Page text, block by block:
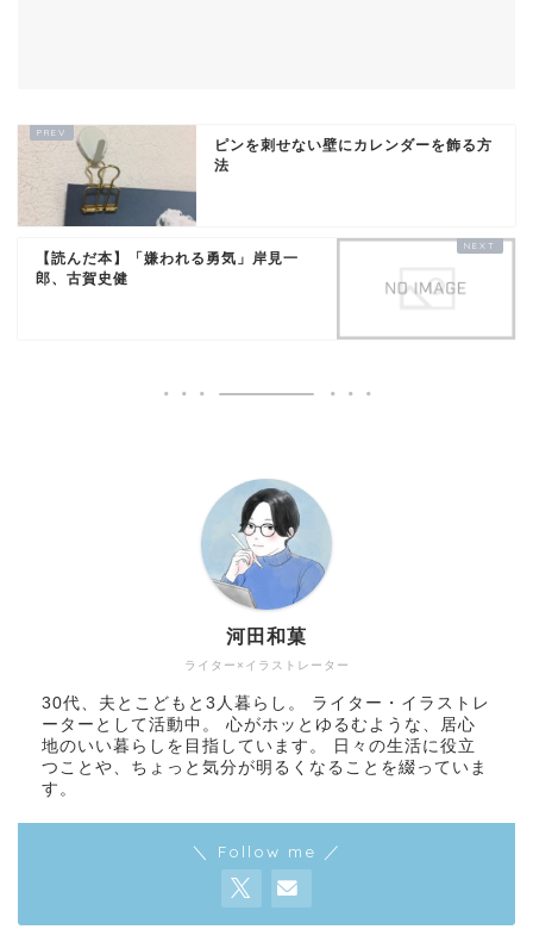
ピンを刺せない壁にカレンダーを飾る方
法
【読んだ本】「嫌われる勇気」岸見一
郎、古賀史健
ライター×イラストレーター
河田和菓
30代、夫とこどもと3人暮らし。 ライター・イラストレ
ーターとして活動中。 心がホッとゆるむような、居心
地のいい暮らしを目指しています。 日々の生活に役立
つことや、ちょっと気分が明るくなることを綴っていま
す。
＼ Follow me ／